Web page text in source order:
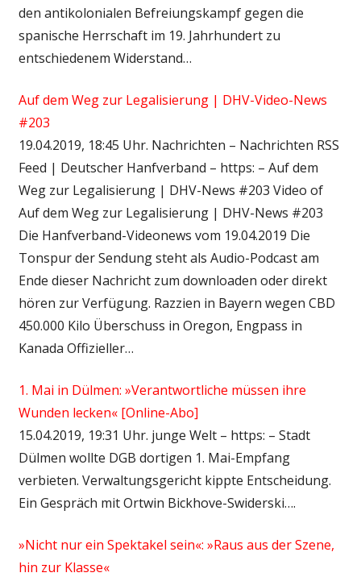
den antikolonialen Befreiungskampf gegen die
spanische Herrschaft im 19. Jahrhundert zu
entschiedenem Widerstand…
Auf dem Weg zur Legalisierung | DHV-Video-News
#203
19.04.2019, 18:45 Uhr. Nachrichten – Nachrichten RSS
Feed | Deutscher Hanfverband – https: – Auf dem
Weg zur Legalisierung | DHV-News #203 Video of
Auf dem Weg zur Legalisierung | DHV-News #203
Die Hanfverband-Videonews vom 19.04.2019 Die
Tonspur der Sendung steht als Audio-Podcast am
Ende dieser Nachricht zum downloaden oder direkt
hören zur Verfügung. Razzien in Bayern wegen CBD
450.000 Kilo Überschuss in Oregon, Engpass in
Kanada Offizieller…
1. Mai in Dülmen: »Verantwortliche müssen ihre
Wunden lecken« [Online-Abo]
15.04.2019, 19:31 Uhr. junge Welt – https: – Stadt
Dülmen wollte DGB dortigen 1. Mai-Empfang
verbieten. Verwaltungsgericht kippte Entscheidung.
Ein Gespräch mit Ortwin Bickhove-Swiderski….
»Nicht nur ein Spektakel sein«: »Raus aus der Szene,
hin zur Klasse«